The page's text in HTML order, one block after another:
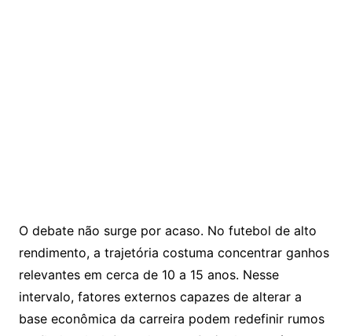
O debate não surge por acaso. No futebol de alto
rendimento, a trajetória costuma concentrar ganhos
relevantes em cerca de 10 a 15 anos. Nesse
intervalo, fatores externos capazes de alterar a
base econômica da carreira podem redefinir rumos